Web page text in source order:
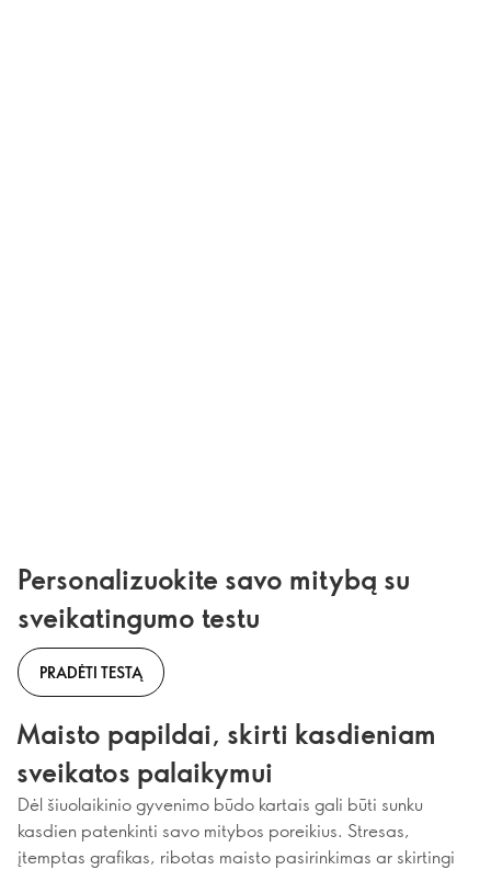
Personalizuokite savo mitybą su
sveikatingumo testu
PRADĖTI TESTĄ
Maisto papildai, skirti kasdieniam
sveikatos palaikymui
Dėl šiuolaikinio gyvenimo būdo kartais gali būti sunku
kasdien patenkinti savo mitybos poreikius. Stresas,
įtemptas grafikas, ribotas maisto pasirinkimas ar skirtingi